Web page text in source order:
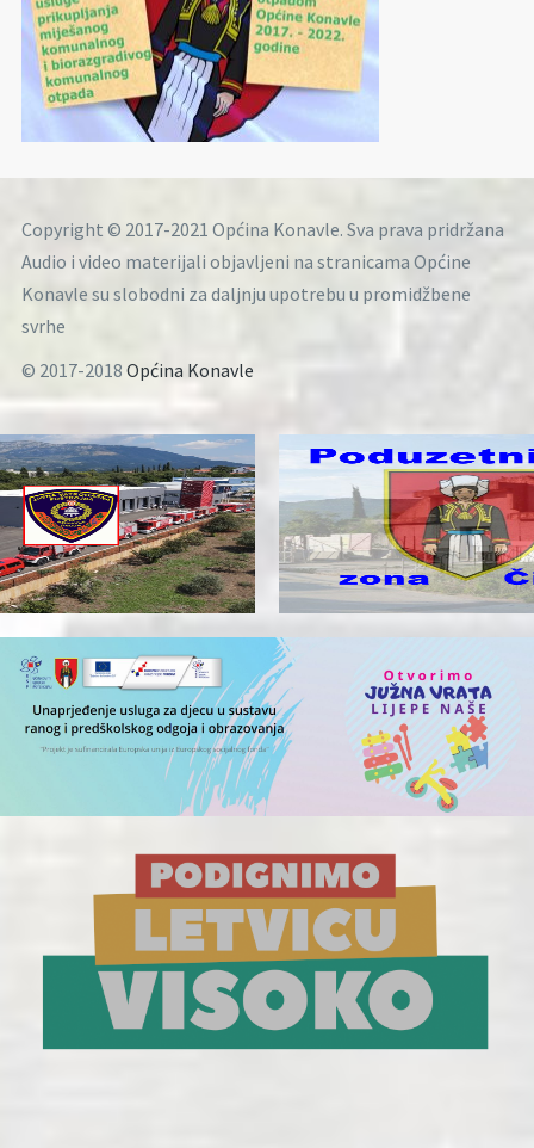
Copyright © 2017-2021 Općina Konavle. Sva prava pridržana
Audio i video materijali objavljeni na stranicama Općine
Konavle su slobodni za daljnju upotrebu u promidžbene
svrhe
© 2017-2018 Općina Konavle